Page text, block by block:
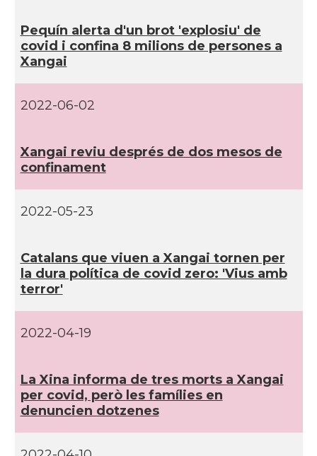
Pequí­n alerta d'un brot 'explosiu' de
covid i confina 8 milions de persones a
Xangai
2022-06-02
Xangai reviu després de dos mesos de
confinament
2022-05-23
Catalans que viuen a Xangai tornen per
la dura polí­tica de covid zero: 'Vius amb
terror'
2022-04-19
La Xina informa de tres morts a Xangai
per covid, però les famí­lies en
denuncien dotzenes